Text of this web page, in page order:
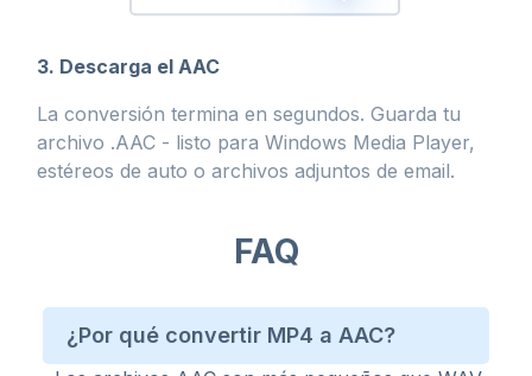
3. Descarga el AAC
La conversión termina en segundos. Guarda tu
archivo .AAC - listo para Windows Media Player,
estéreos de auto o archivos adjuntos de email.
FAQ
¿Por qué convertir MP4 a AAC?